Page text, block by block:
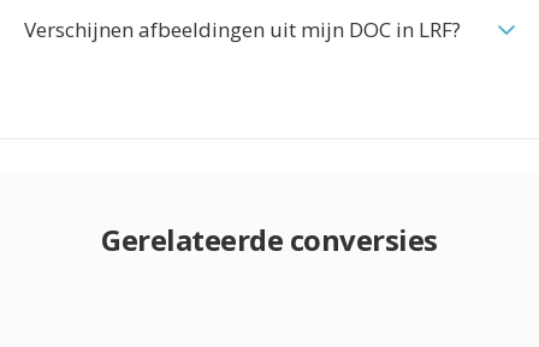
Verschijnen afbeeldingen uit mijn DOC in LRF?
Gerelateerde conversies